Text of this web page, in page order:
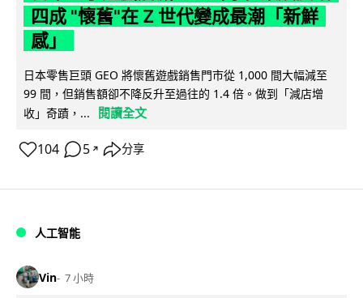
四成 "懷舊"在 Z 世代變成最潮「新鮮
感」
日本零售巨頭 GEO 將懷舊遊戲銷售門市從 1,000 間大幅減至
99 間，但銷售額卻不降反升至過往的 1.4 倍。做到「減店增
收」奇蹟，...
閱讀全文
104 5 ↗ 分享
人工智能
Vin 7 小時